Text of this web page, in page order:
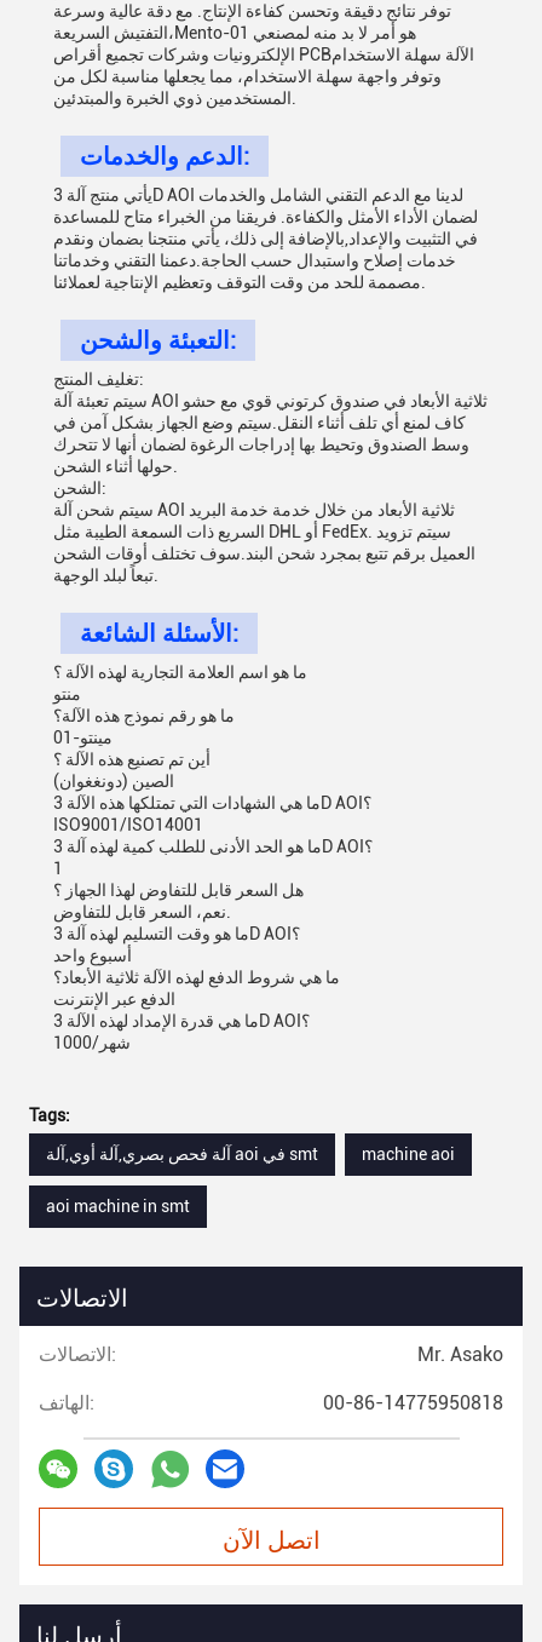
توفر نتائج دقيقة وتحسن كفاءة الإنتاج. مع دقة عالية وسرعة
التفتيش السريعة،Mento-01 هو أمر لا بد منه لمصنعي
الإلكترونيات وشركات تجميع أقراص PCBالآلة سهلة الاستخدام
وتوفر واجهة سهلة الاستخدام، مما يجعلها مناسبة لكل من
الدعم والخدمات:
يأتي منتج آلة 3D AOI لدينا مع الدعم التقني الشامل والخدمات
لضمان الأداء الأمثل والكفاءة. فريقنا من الخبراء متاح للمساعدة
في التثبيت والإعداد,بالإضافة إلى ذلك، يأتي منتجنا بضمان ونقدم
خدمات إصلاح واستبدال حسب الحاجة.دعمنا التقني وخدماتنا
التعبئة والشحن:
تغليف المنتج:
سيتم تعبئة آلة AOI ثلاثية الأبعاد في صندوق كرتوني قوي مع حشو
كاف لمنع أي تلف أثناء النقل.سيتم وضع الجهاز بشكل آمن في
وسط الصندوق وتحيط بها إدراجات الرغوة لضمان أنها لا تتحرك
الشحن:
سيتم شحن آلة AOI ثلاثية الأبعاد من خلال خدمة خدمة البريد
السريع ذات السمعة الطيبة مثل DHL أو FedEx. سيتم تزويد
العميل برقم تتبع بمجرد شحن البند.سوف تختلف أوقات الشحن
الأسئلة الشائعة:
ما هو اسم العلامة التجارية لهذه الآلة ؟
منتو
ما هو رقم نموذج هذه الآلة؟
مينتو-01
أين تم تصنيع هذه الآلة ؟
الصين (دونغغوان)
ما هي الشهادات التي تمتلكها هذه الآلة 3D AOI؟
ISO9001/ISO14001
ما هو الحد الأدنى للطلب كمية لهذه آلة 3D AOI؟
1
هل السعر قابل للتفاوض لهذا الجهاز ؟
ما هو وقت التسليم لهذه آلة 3D AOI؟
أسبوع واحد
ما هي شروط الدفع لهذه الآلة ثلاثية الأبعاد؟
الدفع عبر الإنترنت
ما هي قدرة الإمداد لهذه الآلة 3D AOI؟
1000/شهر
Tags:
آلة فحص بصري,آلة أوي,آلة aoi في smt
machine aoi
aoi machine in smt
الاتصالات
الاتصالات: Mr. Asako
الهاتف: 00-86-14775950818
اتصل الآن
أرسل لنا